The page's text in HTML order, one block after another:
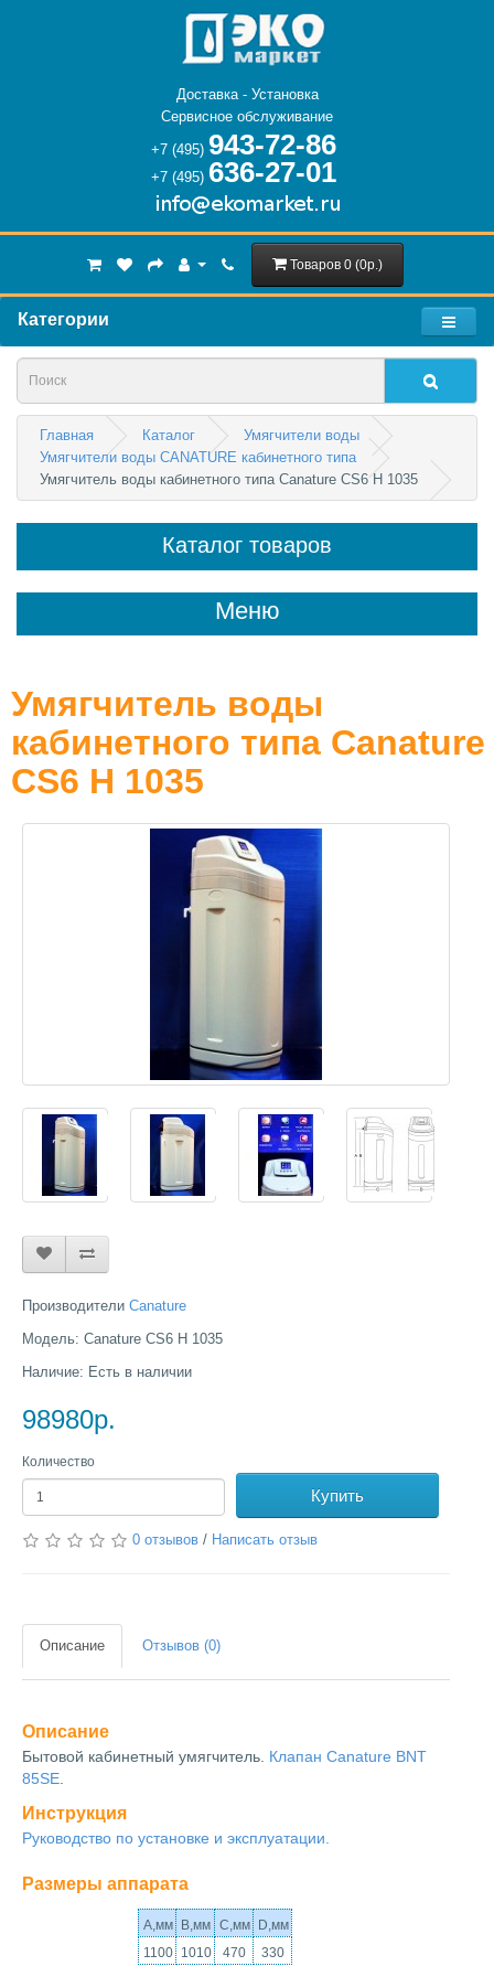
Доставка - Установка
Сервисное обслуживание
+7 (495) 943-72-86
+7 (495) 636-27-01
Товаров 0 (0р.)
Категории
Главная Каталог
Умягчители воды
Умягчители воды CANATURE кабинетного типа
Умягчитель воды кабинетного типа Canature CS6 H 1035
Каталог товаров
Меню
Умягчитель воды
кабинетного типа Canature
CS6 H 1035
Производители Canature
Модель: Canature CS6 H 1035
Наличие: Есть в наличии
98980р.
Количество
Купить
0 отзывов / Написать отзыв
Описание Отзывов (0)
Описание
Бытовой кабинетный умягчитель. Клапан Canature BNT
85SE
Инструкция
Руководство по установке и эксплуатации.
Размеры аппарата
A,мм B,мм C,мм
D,мм
1100
1010 470 330